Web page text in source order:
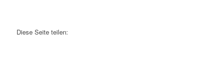
Diese Seite teilen: